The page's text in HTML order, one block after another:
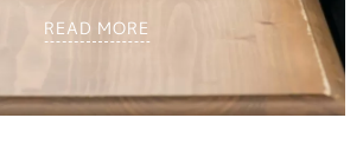
READ MORE